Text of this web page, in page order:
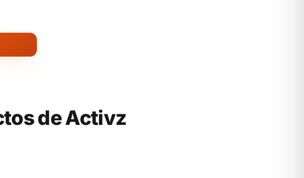
de Activz